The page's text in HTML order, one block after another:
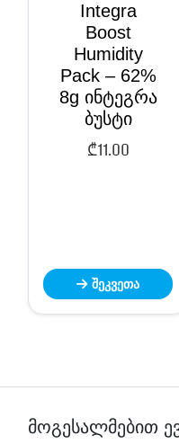
Integra
Boost
Humidity
Pack – 62%
8g ინტეგრა
ბუსტი
₾ 11.00
შეკვეთა
მოგესალმებით